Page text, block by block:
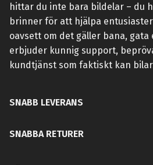
hittar du inte bara bildelar – du
brinner för att hjälpa
oavsett om det gäller bana,
erbjuder kunnig support,
kundtjänst som faktiskt kan
SNABB LEVERANS
SNABBA RETURER